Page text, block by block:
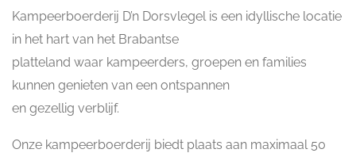
Kampeerboerderij D’n Dorsvlegel is een idyllische locatie
in het hart van het Brabantse
platteland waar kampeerders, groepen en families
kunnen genieten van een ontspannen
en gezellig verblijf.
Onze kampeerboerderij biedt plaats aan maximaal 50